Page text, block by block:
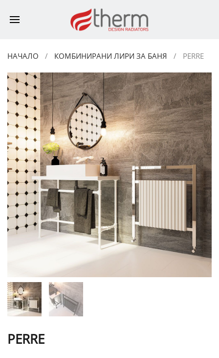
НАЧАЛО КОМБИНИРАНИ ЛИРИ ЗА БАНЯ PERRE
PERRE